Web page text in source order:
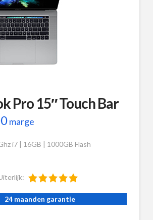
Pro 15″ Touch Bar
marge
i7 | 16GB | 1000GB Flash
24 maanden garantie